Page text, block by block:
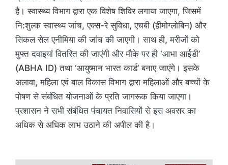
है। स्वास्थ्य विभाग द्वारा एक विशेष शिविर लगाया जाएगा, जिसमें
नि:शुल्क स्वास्थ्य जांच, एक्स-रे सुविधा, एचबी (हीमोग्लोबिन) और
सिकल सेल एनीमिया की जांच की जाएगी। साथ ही, मरीजों को
मुफ्त दवाइयां वितरित की जाएंगी और मौके पर ही ‘आभा आईडी’
(ABHA ID) तथा ‘आयुष्मान भारत कार्ड’ बनाए जाएंगे। इसके
अलावा, महिला एवं बाल विकास विभाग द्वारा महिलाओं और बच्चों के
पोषण से संबंधित योजनाओं के प्रति जागरूक किया जाएगा।
प्रशासन ने सभी संबंधित पंचायत निवासियों से इस अवसर का
अधिक से अधिक लाभ उठाने की अपील की है।